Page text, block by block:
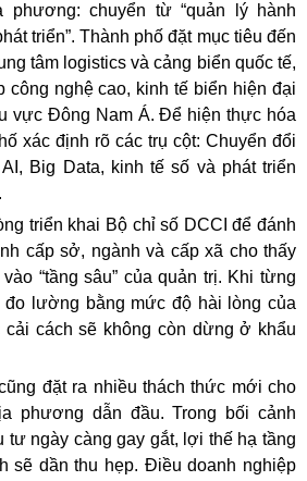
chuyển từ “quản lý hành
triển”. Thành phố đặt mục tiêu đến
tâm logistics và cảng biển quốc tế,
công nghệ cao, kinh tế biển hiện đại
vực Đông Nam Á. Để hiện thực hóa
xác định rõ các trụ cột: Chuyển đổi
Big Data, kinh tế số và phát triển
triển khai Bộ chỉ số DCCI để đánh
cấp sở, ngành và cấp xã cho thấy
“tầng sâu” của quản trị. Khi từng
lường bằng mức độ hài lòng của
cách sẽ không còn dừng ở khẩu
đặt ra nhiều thách thức mới cho
phương dẫn đầu. Trong bối cảnh
tư ngày càng gay gắt, lợi thế hạ tầng
sẽ dần thu hẹp. Điều doanh nghiệp